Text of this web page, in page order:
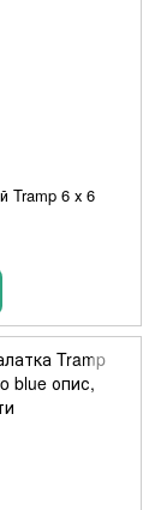
Tramp 6 х 6